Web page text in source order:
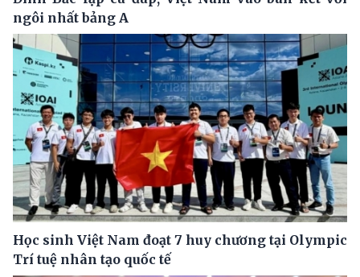
ngôi nhất bảng A
Học sinh Việt Nam đoạt 7 huy chương tại Olympic
Trí tuệ nhân tạo quốc tế